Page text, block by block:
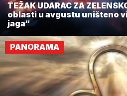
TEŽAK UDARAC ZA
oblasti u avgustu uništeno
jaga“
PANORAMA